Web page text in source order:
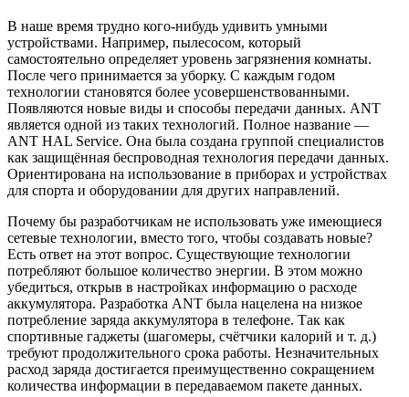
В наше время трудно кого-нибудь удивить умными
устройствами. Например, пылесосом, который
самостоятельно определяет уровень загрязнения комнаты.
После чего принимается за уборку. С каждым годом
технологии становятся более усовершенствованными.
Появляются новые виды и способы передачи данных. ANT
является одной из таких технологий. Полное название —
ANT HAL Service. Она была создана группой специалистов
как защищённая беспроводная технология передачи данных.
Ориентирована на использование в приборах и устройствах
для спорта и оборудовании для других направлений.
Почему бы разработчикам не использовать уже имеющиеся
сетевые технологии, вместо того, чтобы создавать новые?
Есть ответ на этот вопрос. Существующие технологии
потребляют большое количество энергии. В этом можно
убедиться, открыв в настройках информацию о расходе
аккумулятора. Разработка ANT была нацелена на низкое
потребление заряда аккумулятора в телефоне. Так как
спортивные гаджеты (шагомеры, счётчики калорий и т. д.)
требуют продолжительного срока работы. Незначительных
расход заряда достигается преимущественно сокращением
количества информации в передаваемом пакете данных.